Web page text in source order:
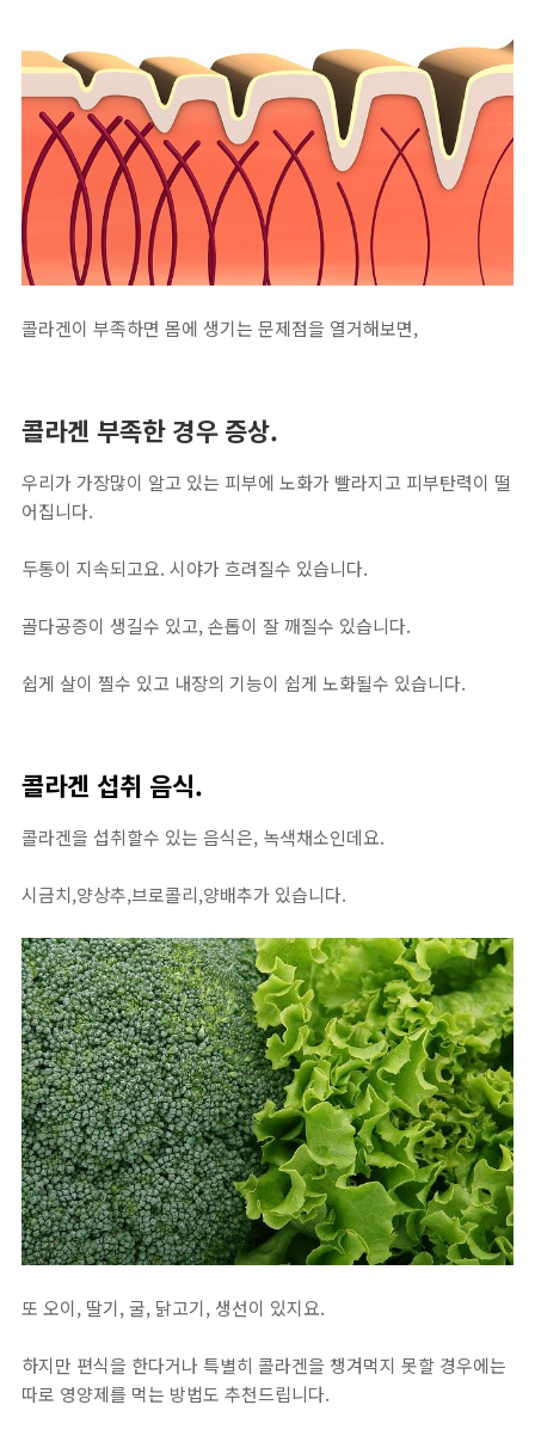
콜라겐이 부족하면 몸에 생기는 문제점을 열거해보면,
콜라겐 부족한 경우 증상.
우리가 가장많이 알고 있는 피부에 노화가 빨라지고 피부탄력이 떨
어집니다.
두통이 지속되고요. 시야가 흐려질수 있습니다.
골다공증이 생길수 있고, 손톱이 잘 깨질수 있습니다.
쉽게 살이 찔수 있고 내장의 기능이 쉽게 노화될수 있습니다.
콜라겐 섭취 음식.
콜라겐을 섭취할수 있는 음식은, 녹색채소인데요.
시금치,양상추,브로콜리,양배추가 있습니다.
또 오이, 딸기, 굴, 닭고기, 생선이 있지요.
하지만 편식을 한다거나 특별히 콜라겐을 챙겨먹지 못할 경우에는
따로 영양제를 먹는 방법도 추천드립니다.